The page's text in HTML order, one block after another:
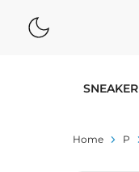
SNEAKER
Home P